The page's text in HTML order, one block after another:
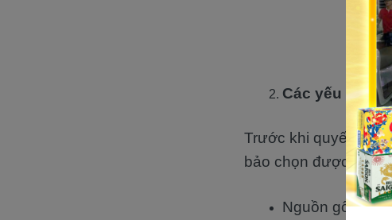
Các yếu tố
Trước khi quyết định
bảo chọn được sản
Nguồn gốc